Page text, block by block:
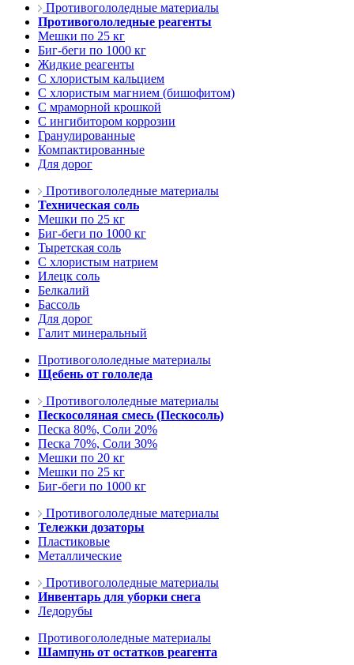
Противогололедные материалы
Противогололедные реагенты
Мешки по 25 кг
Биг-беги по 1000 кг
Жидкие реагенты
С хлористым кальцием
С хлористым магнием (бишофитом)
С мраморной крошкой
С ингибитором коррозии
Гранулированные
Компактированные
Для дорог
Противогололедные материалы
Техническая соль
Мешки по 25 кг
Биг-беги по 1000 кг
Тыретская соль
С хлористым натрием
Илецк соль
Белкалий
Бассоль
Для дорог
Галит минеральный
Противогололедные материалы
Щебень от гололеда
Противогололедные материалы
Пескосоляная смесь (Пескосоль)
Песка 80%, Соли 20%
Песка 70%, Соли 30%
Мешки по 20 кг
Мешки по 25 кг
Биг-беги по 1000 кг
Противогололедные материалы
Тележки дозаторы
Пластиковые
Металлические
Противогололедные материалы
Инвентарь для уборки снега
Ледорубы
Противогололедные материалы
Шампунь от остатков реагента